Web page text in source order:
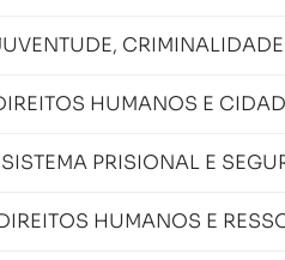
HUMANOS E
SISTEMA PRISIONAL E
HUMANOS E